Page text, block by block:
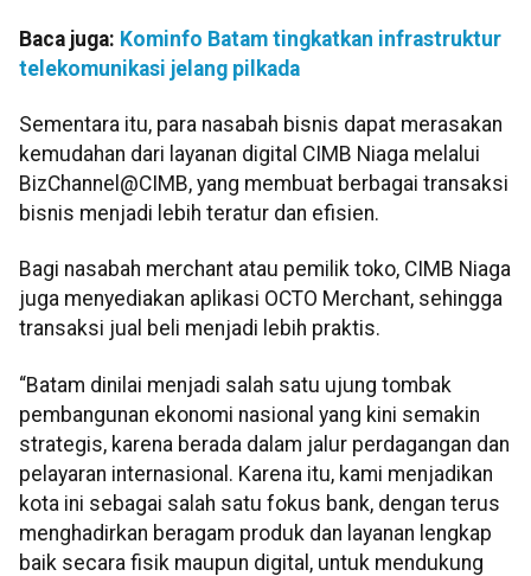
Baca juga: Kominfo Batam tingkatkan infrastruktur
telekomunikasi jelang pilkada
Sementara itu, para nasabah bisnis dapat merasakan
kemudahan dari layanan digital CIMB Niaga melalui
BizChannel@CIMB, yang membuat berbagai transaksi
bisnis menjadi lebih teratur dan efisien.
Bagi nasabah merchant atau pemilik toko, CIMB Niaga
juga menyediakan aplikasi OCTO Merchant, sehingga
transaksi jual beli menjadi lebih praktis.
“Batam dinilai menjadi salah satu ujung tombak
pembangunan ekonomi nasional yang kini semakin
strategis, karena berada dalam jalur perdagangan dan
pelayaran internasional. Karena itu, kami menjadikan
kota ini sebagai salah satu fokus bank, dengan terus
menghadirkan beragam produk dan layanan lengkap
baik secara fisik maupun digital, untuk mendukung